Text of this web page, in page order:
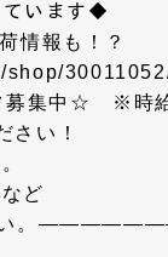
います◆
情報も！？
shop/
集中☆ ※時給
さい！
ど
さい。